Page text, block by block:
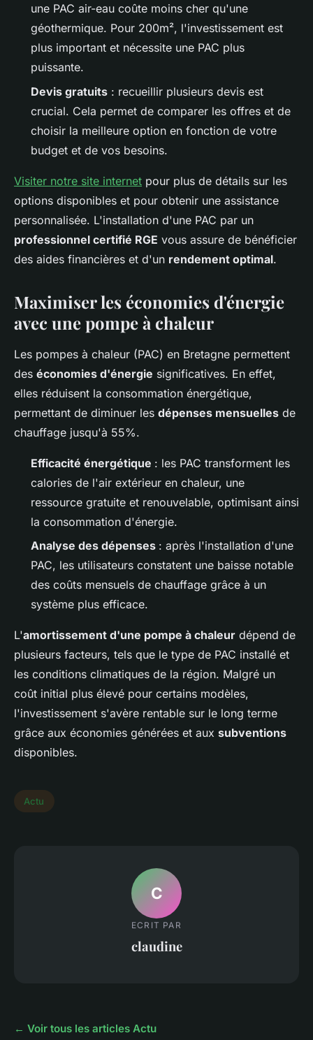
une PAC air-eau coûte moins cher qu'une
géothermique. Pour 200m², l'investissement est
plus important et nécessite une PAC plus
puissante.
Devis gratuits : recueillir plusieurs devis est
crucial. Cela permet de comparer les offres et de
choisir la meilleure option en fonction de votre
budget et de vos besoins.
Visiter notre site internet pour plus de détails sur les
options disponibles et pour obtenir une assistance
personnalisée. L'installation d'une PAC par un
professionnel certifié RGE vous assure de bénéficier
des aides financières et d'un rendement optimal.
Maximiser les économies d'énergie
avec une pompe à chaleur
Les pompes à chaleur (PAC) en Bretagne permettent
des économies d'énergie significatives. En effet,
elles réduisent la consommation énergétique,
permettant de diminuer les dépenses mensuelles de
chauffage jusqu'à 55%.
Efficacité énergétique : les PAC transforment les
calories de l'air extérieur en chaleur, une
ressource gratuite et renouvelable, optimisant ainsi
la consommation d'énergie.
Analyse des dépenses : après l'installation d'une
PAC, les utilisateurs constatent une baisse notable
des coûts mensuels de chauffage grâce à un
système plus efficace.
L'amortissement d'une pompe à chaleur dépend de
plusieurs facteurs, tels que le type de PAC installé et
les conditions climatiques de la région. Malgré un
coût initial plus élevé pour certains modèles,
l'investissement s'avère rentable sur le long terme
grâce aux économies générées et aux subventions
disponibles.
Actu
C
ECRIT PAR
claudine
← Voir tous les articles Actu